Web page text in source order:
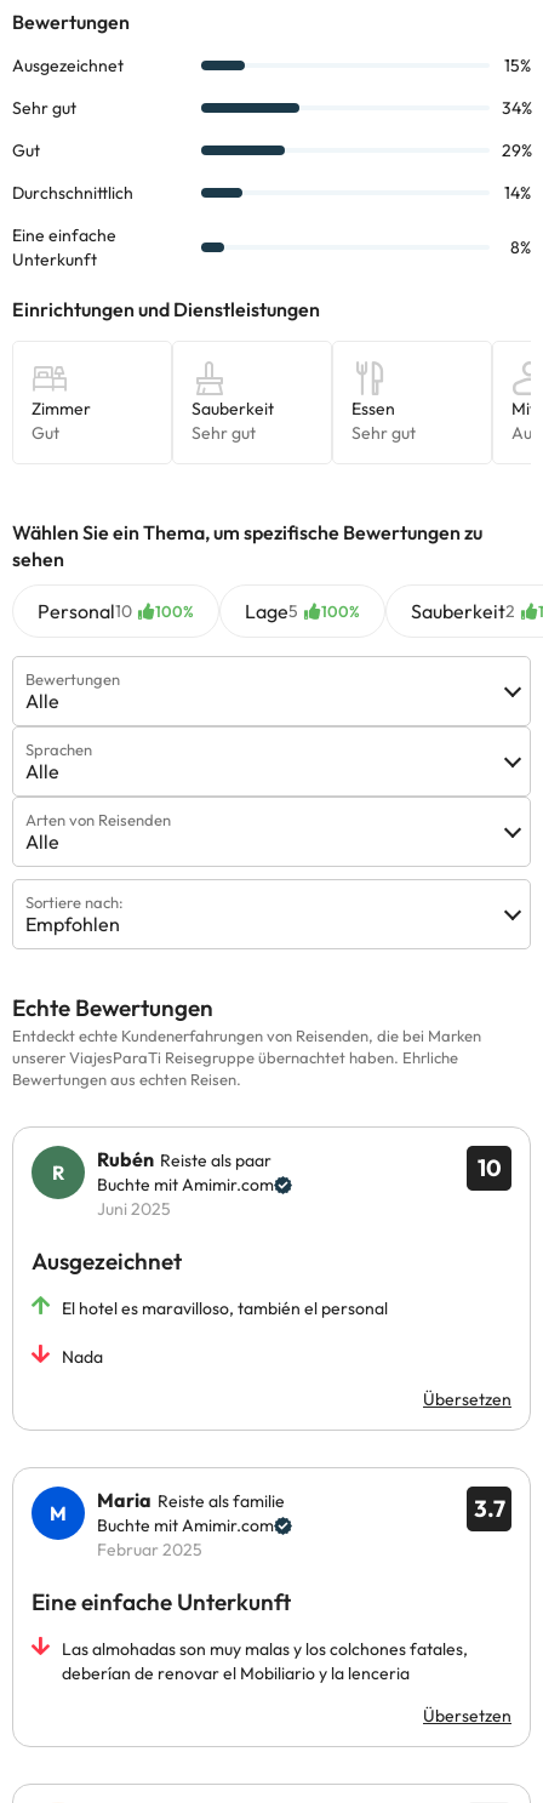
Haartrockner.
Warten Sie nicht länger und genießen Sie einen einzigartigen
Urlaub imHotel Macia Condor
Einige der aufgeführten Leistungen können kostenpflichtig sein.
Die entsprechenden Preise könnt ihr direkt bei der Unterkunft
erfragen. Alle Informationen auf dieser Seite können von der
Unterkunft geändert werden. Wenn ihr Fragen habt, kontaktiert
Wählen Sie ein Thema, um spezifische Bewertungen zu
sehen
Personal10 100% Lage5 100% Sauberkeit2
Bewertungen
Alle
Sprachen
Alle
Arten von Reisenden
Alle
Sortiere nach:
Empfohlen
Echte Bewertungen
Entdeckt echte Kundenerfahrungen von Reisenden, die bei Marken
unserer ViajesParaTi Reisegruppe übernachtet haben. Ehrliche
Bewertungen aus echten Reisen.
10
Rubén Reiste als paar
Buchte mit Amimir.com
Juni 2025
Ausgezeichnet
El hotel es maravilloso, también el personal
Nada
Übersetzen
3.7
Maria Reiste als familie
Buchte mit Amimir.com
Februar 2025
Eine einfache Unterkunft
Las almohadas son muy malas y los colchones fatales,
deberían de renovar el Mobiliario y la lenceria
Übersetzen